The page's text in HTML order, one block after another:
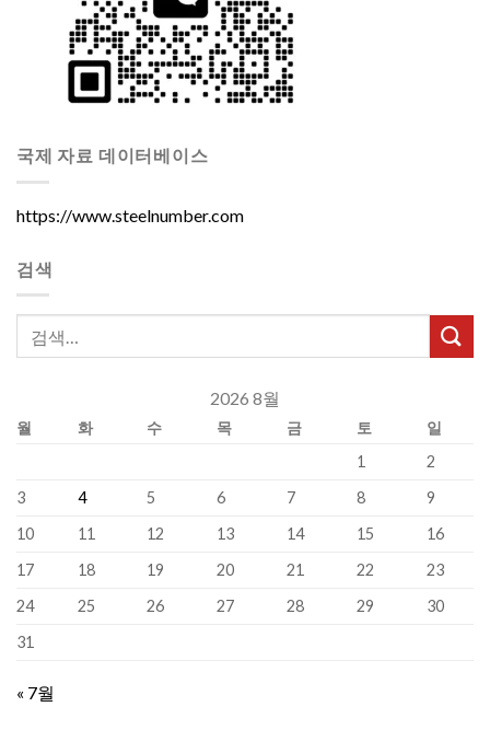
국제 자료 데이터베이스
https://www.steelnumber.com
검색
2026 8월
월 화 수 목 금 토
일
1
2
3
4 5 6 7 8
9
10
11 12 13 14 15
16
17
18 19 20 21 22
23
24
25 26 27 28 29
30
31
« 7월